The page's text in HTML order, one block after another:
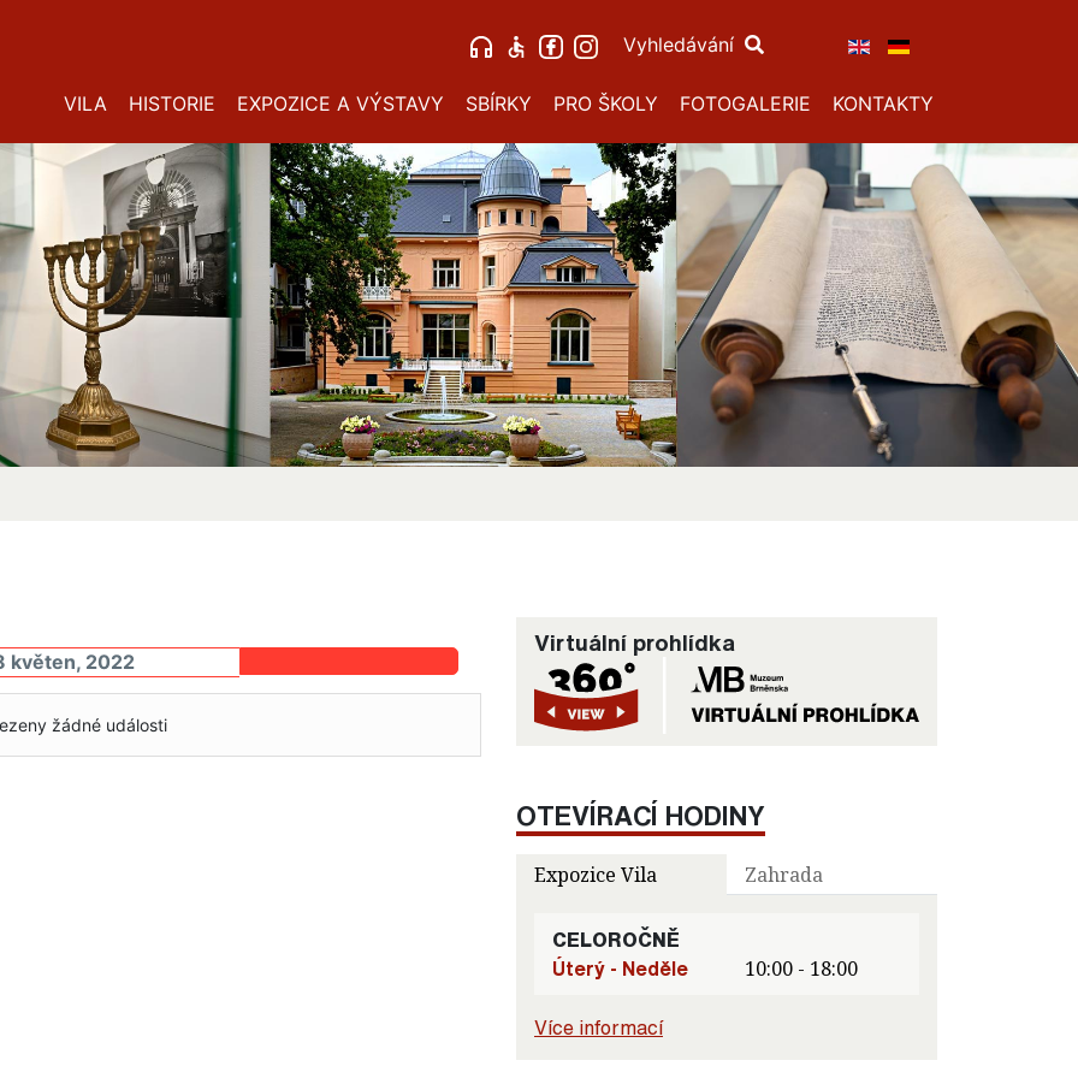
Vyhledávání
VILA HISTORIE EXPOZICE A VÝSTAVY SBÍRKY PRO ŠKOLY FOTOGALERIE KONTAKTY
květen, 2022
žádné události
Virtuální prohlídka
OTEVÍRACÍ HODINY
Expozice Vila Zahrada
CELOROČNĚ
Úterý - Neděle
10:00 - 18:00
Více informací